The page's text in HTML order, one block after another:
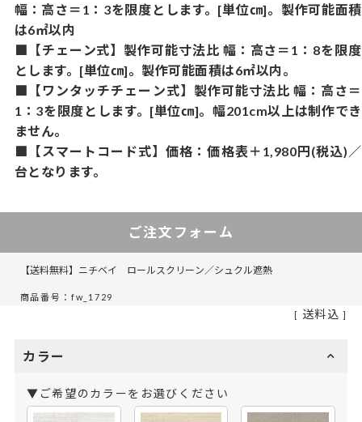
幅：高さ＝1：3を限度とします。[単位㎝]。製作可能面積
は6㎡以内
■【チェーン式】製作可能寸法比 幅：高さ＝1：8を限度
とします。[単位㎝]。製作可能面積は6㎡以内。
■【ワンタッチチェーン式】製作可能寸法比 幅：高さ＝
1：3を限度とします。[単位㎝]。幅201cm以上は制作でき
ません。
■【スマートコード式】価格：価格表＋1,980円(税込)／
台となります。
ご注文フォーム
【送料無料】ニチベイ ロールスクリーン／シュクル遮熱
商品番号：fw_1729
送料込
カラー
▼ご希望のカラーをお選びください